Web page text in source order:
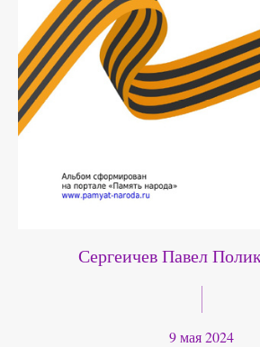
Сергеичев Павел
9 мая 2024